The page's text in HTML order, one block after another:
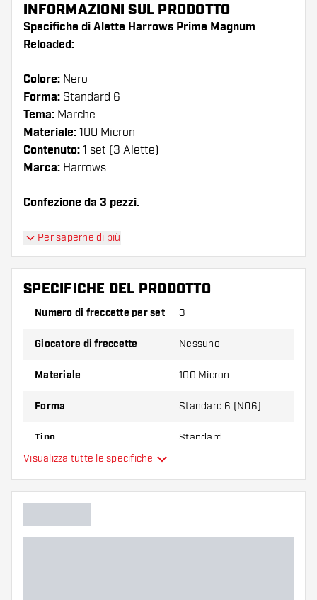
INFORMAZIONI SUL PRODOTTO
Specifiche di Alette Harrows Prime Magnum
Reloaded:
Colore: Nero
Forma: Standard 6
Tema: Marche
Materiale: 100 Micron
Contenuto: 1 set (3 Alette)
Marca: Harrows
Confezione da 3 pezzi.
Suggerimento di Dartshopper!
Assicuratevi di avere a portata di mano un gran
numero di alette e di astine. Questi possono
Provate una forma, un materiale o uno
variante vi si addice di più!
Per saperne di più
SPECIFICHE DEL PRODOTTO
Numero di freccette per set 3
Giocatore di freccette Nessuno
Materiale 100 Micron
Forma Standard 6 (NO6)
Tipo Standard
Colore principale
Visualizza tutte le specifiche